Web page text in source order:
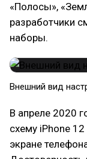
«Полосы»,
разработчики
наборы.
Внешний вид
В апреле 2020
схему iPhone
экране